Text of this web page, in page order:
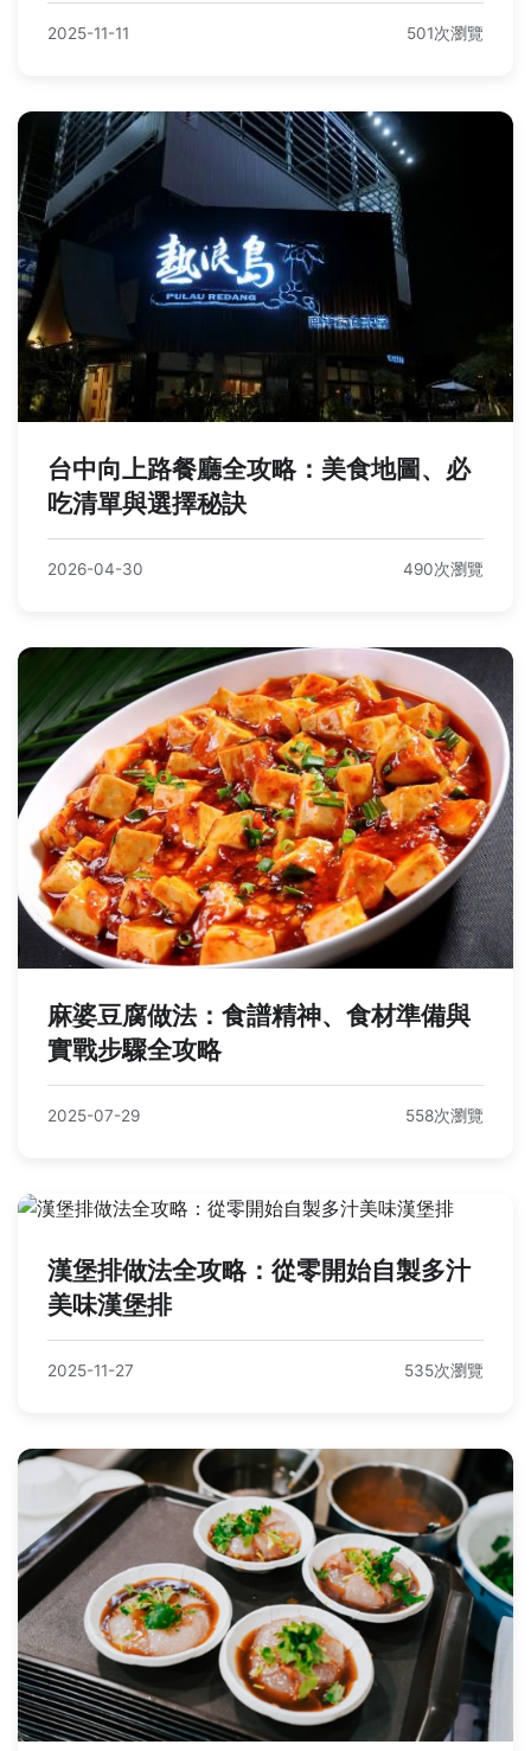
2025-11-11 501次瀏覽
台中向上路餐廳全攻略：美食地圖、必
吃清單與選擇秘訣
2026-04-30 490次瀏覽
麻婆豆腐做法：食譜精神、食材準備與
實戰步驟全攻略
2025-07-29 558次瀏覽
漢堡排做法全攻略：從零開始自製多汁
美味漢堡排
2025-11-27 535次瀏覽